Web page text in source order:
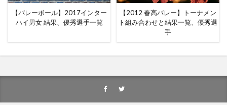
【バレーボール】2017インター
ハイ男女 結果、優秀選手一覧
【2012 春高バレー】トーナメン
ト組み合わせと結果一覧、優秀選
手